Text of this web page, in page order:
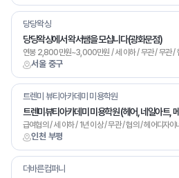
서울 중구
당당왁싱
당당왁싱에서 왁서쌤을 모십니다(광화문점)
인천 부평
트렌미 뷰티아카데미 미용학원
트렌미뷰티아카데미 미용학원 (헤어, 네일아트,
더바른컴퍼니